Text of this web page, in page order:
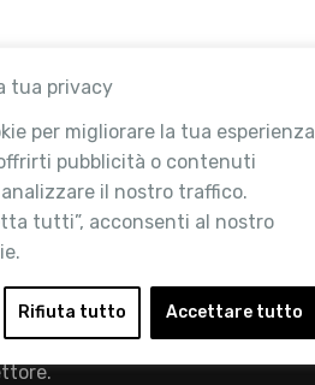
tua privacy
per migliorare la tua esperienza
pubblicità o contenuti
il nostro traffico.
tutti”, acconsenti al nostro
Rifiuta tutto Accettare tutto
Italy è l’Associazione di
l'Ecosistema Retail: la nostra
di promuovere lo sviluppo e la